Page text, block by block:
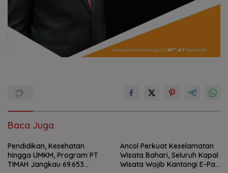
Baca Juga
Pendidikan, Kesehatan
hingga UMKM, Program PT
TIMAH Jangkau 69.653
Ancol Perkuat Keselamatan
Wisata Bahari, Seluruh Kapal
Wisata Wajib Kantongi E-Pas